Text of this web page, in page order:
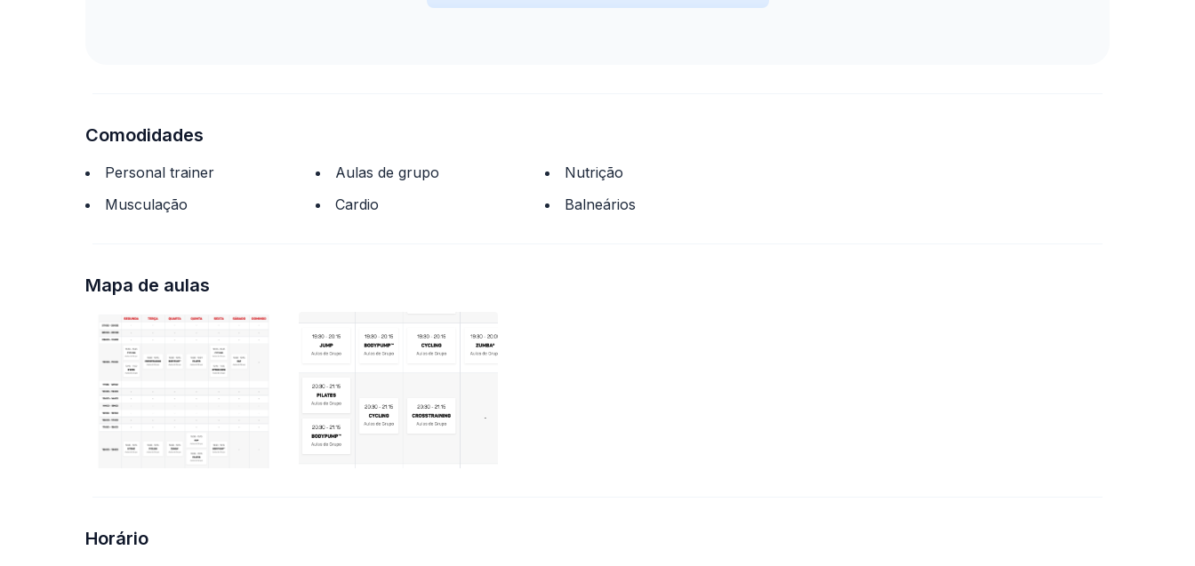
Comodidades
Personal trainer Aulas de grupo
Nutrição
Musculação
Cardio Balneários
Mapa de aulas
Horário